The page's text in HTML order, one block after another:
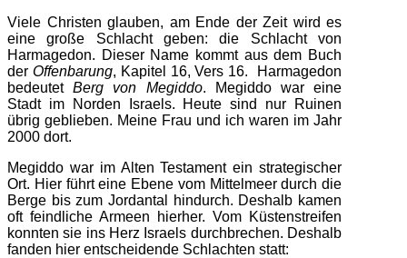
Viele Christen glauben, am Ende der Zeit wird es
eine große Schlacht geben: die Schlacht von
Harmagedon. Dieser Name kommt aus dem Buch
der Offenbarung, Kapitel 16, Vers 16. Harmagedon
bedeutetBerg von Megiddo. Megiddo war eine
Stadt im Norden Israels. Heute sind nur Ruinen
übrig geblieben. Meine Frau und ich waren im Jahr
2000 dort.
Megiddo war im Alten Testament ein strategischer
Ort. Hier führt eine Ebene vom Mittelmeer durch die
Berge bis zum Jordantal hindurch. Deshalb kamen
oft feindliche Armeen hierher. Vom Küstenstreifen
konnten sie ins Herz Israels durchbrechen. Deshalb
fanden hier entscheidende Schlachten statt: